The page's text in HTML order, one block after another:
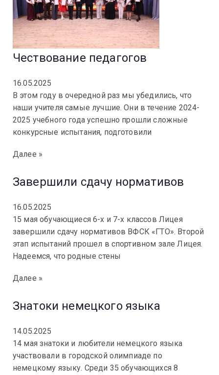
Чествование педагогов
16.05.2025
В этом году в очередной раз мы убедились, что
наши учителя самые лучшие. Они в течение 2024-
2025 учебного года успешно прошли сложные
конкурсные испытания, подготовили
Далее »
Завершили сдачу нормативов
16.05.2025
15 мая обучающиеся 6-х и 7-х классов Лицея
завершили сдачу нормативов ВФСК «ГТО». Второй
этап испытаний прошел в спортивном зале Лицея.
Надеемся, что родные стены
Далее »
Знатоки немецкого языка
14.05.2025
14 мая знатоки и любители немецкого языка
участвовали в городской олимпиаде по
немецкому языку. Среди 35 обучающихся 8